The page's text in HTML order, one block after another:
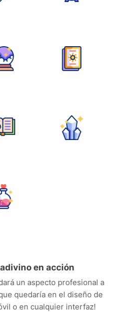
en acción
un aspecto profesional a
quedaría en el diseño de
o en cualquier interfaz!